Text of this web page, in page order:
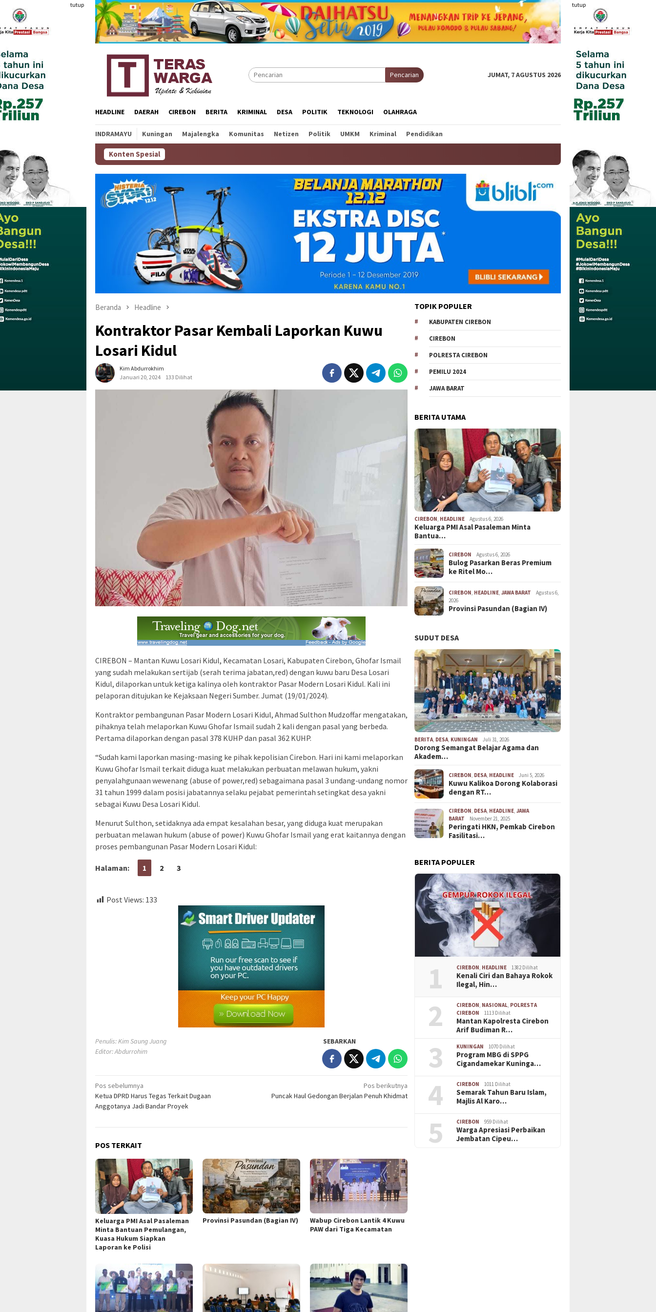
Loncat
konten
tutup tutup
Pencarian JUMAT, 7 AGUSTUS 2026
HEADLINE DAERAH CIREBON BERITA KRIMINAL DESA POLITIK TEKNOLOGI OLAHRAGA
INDRAMAYU Kuningan Majalengka Komunitas Netizen Politik UMKM Kriminal Pendidikan
Konten Spesial
Beranda Headline
Kontraktor Pasar Kembali Laporkan Kuwu
Losari Kidul
Kim Abdurrokhim
Januari 20, 2024
133 Dilihat
CIREBON – Mantan Kuwu Losari Kidul, Kecamatan Losari, Kabupaten Cirebon, Ghofar Ismail
yang sudah melakukan sertijab (serah terima jabatan,red) dengan kuwu baru Desa Losari
Kidul, dilaporkan untuk ketiga kalinya oleh kontraktor Pasar Modern Losari Kidul. Kali ini
pelaporan ditujukan ke Kejaksaan Negeri Sumber. Jumat (19/01/2024).
Kontraktor pembangunan Pasar Modern Losari Kidul, Ahmad Sulthon Mudzoffar mengatakan,
pihaknya telah melaporkan Kuwu Ghofar Ismail sudah 2 kali dengan pasal yang berbeda.
Pertama dilaporkan dengan pasal 378 KUHP dan pasal 362 KUHP.
“Sudah kami laporkan masing-masing ke pihak kepolisian Cirebon. Hari ini kami melaporkan
Kuwu Ghofar Ismail terkait diduga kuat melakukan perbuatan melawan hukum, yakni
penyalahgunaan wewenang (abuse of power,red) sebagaimana pasal 3 undang-undang nomor
31 tahun 1999 dalam posisi jabatannya selaku pejabat pemerintah setingkat desa yakni
sebagai Kuwu Desa Losari Kidul.
Menurut Sulthon, setidaknya ada empat kesalahan besar, yang diduga kuat merupakan
perbuatan melawan hukum (abuse of power) Kuwu Ghofar Ismail yang erat kaitannya dengan
proses pembangunan Pasar Modern Losari Kidul:
Halaman: 1 2 3
Post Views: 133
Penulis: Kim Saung Juang
Editor: Abdurrohim
SEBARKAN
Navigasi
pos
Pos sebelumnya
Ketua DPRD Harus Tegas Terkait Dugaan
Anggotanya Jadi Bandar Proyek
Pos berikutnya
Puncak Haul Gedongan Berjalan Penuh Khidmat
POS TERKAIT
Keluarga PMI Asal Pasaleman
Minta Bantuan Pemulangan,
Kuasa Hukum Siapkan
Laporan ke Polisi
Provinsi Pasundan (Bagian IV)
Wabup Cirebon Lantik 4 Kuwu
PAW dari Tiga Kecamatan
TOPIK POPULER
KABUPATEN CIREBON
CIREBON
POLRESTA CIREBON
PEMILU 2024
JAWA BARAT
BERITA UTAMA
CIREBON, HEADLINE Agustus 6, 2026
Keluarga PMI Asal Pasaleman Minta
Bantua…
CIREBON Agustus 6, 2026
Bulog Pasarkan Beras Premium
ke Ritel Mo…
CIREBON, HEADLINE,JAWA BARAT
Agustus 6,
2026
Provinsi Pasundan (Bagian IV)
SUDUT DESA
BERITA, DESA, KUNINGAN Juli 31, 2026
Dorong Semangat Belajar Agama dan
Akadem…
CIREBON, DESA, HEADLINE Juni 5, 2026
Kuwu Kalikoa Dorong Kolaborasi
dengan RT…
CIREBON, DESA, HEADLINE,JAWA
BARAT
November 21, 2025
Peringati HKN, Pemkab Cirebon
Fasilitasi…
BERITA POPULER
1 CIREBON HEADLINE 1382 Dilihat
Kenali Ciri dan Bahaya Rokok
Ilegal, Hin…
2 CIREBON NASIONAL POLRESTA
CIREBON
1113 Dilihat
Mantan Kapolresta Cirebon
Arif Budiman R…
3 KUNINGAN 1070 Dilihat
Program MBG di SPPG
Cigandamekar Kuninga…
4 CIREBON 1011 Dilihat
Semarak Tahun Baru Islam,
Majlis Al Karo…
5 CIREBON 959 Dilihat
Warga Apresiasi Perbaikan
Jembatan Cipeu…